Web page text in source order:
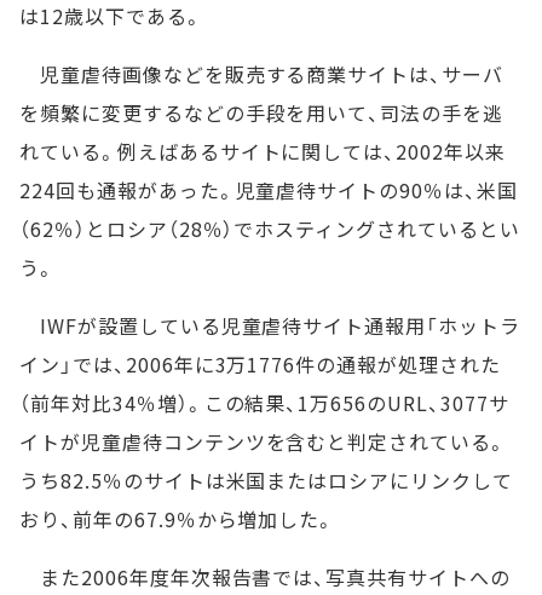
は12歳以下である。
児童虐待画像などを販売する商業サイトは、サーバ
を頻繁に変更するなどの手段を用いて、司法の手を逃
れている。例えばあるサイトに関しては、2002年以来
224回も通報があった。児童虐待サイトの90％は、米国
（62％）とロシア（28％）でホスティングされているとい
う。
IWFが設置している児童虐待サイト通報用「ホットラ
イン」では、2006年に3万1776件の通報が処理された
（前年対比34％増）。この結果、1万656のURL、3077サ
イトが児童虐待コンテンツを含むと判定されている。
うち82.5％のサイトは米国またはロシアにリンクして
おり、前年の67.9％から増加した。
また2006年度年次報告書では、写真共有サイトへの